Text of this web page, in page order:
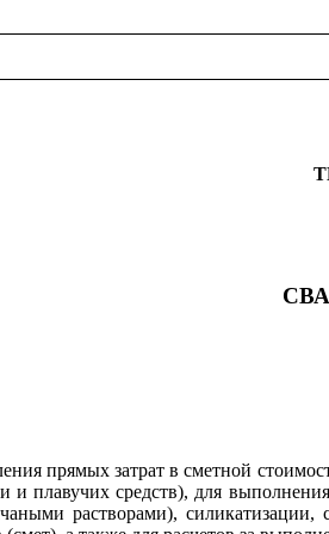
прямых затрат в сметной
и плавучих средств), для
растворами),